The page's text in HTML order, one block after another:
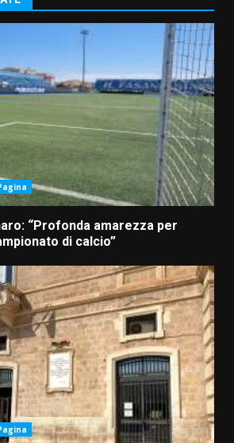
“Profonda amarezza per
di calcio”